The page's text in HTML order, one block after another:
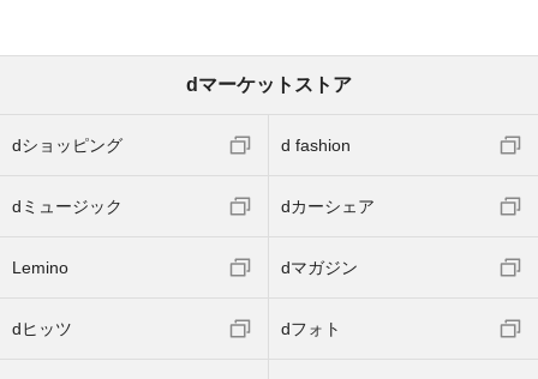
dマーケットストア
dショッピング d fashion
dミュージック dカーシェア
Lemino dマガジン
dヒッツ dフォト